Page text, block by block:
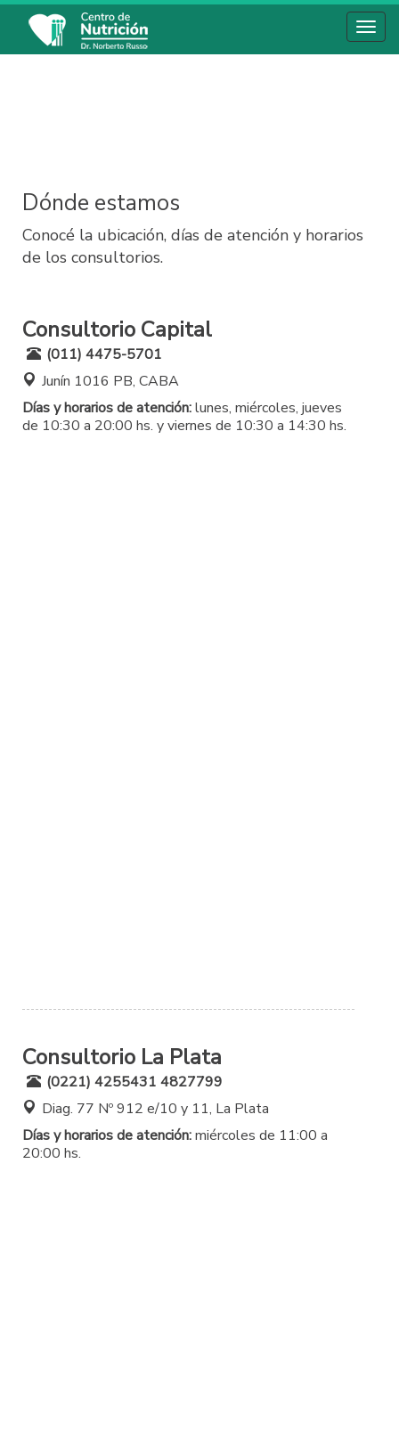
Dónde estamos
Conocé la ubicación, días de atención y horarios
de los consultorios.
Consultorio Capital
(011) 4475-5701
Junín 1016 PB, CABA
Días y horarios de atención:lunes, miércoles, jueves
de 10:30 a 20:00 hs. y viernes de 10:30 a 14:30 hs.
Consultorio La Plata
(0221) 4255431 4827799
Diag. 77 Nº 912 e/10 y 11, La Plata
Días y horarios de atención:miércoles de 11:00 a
20:00 hs.